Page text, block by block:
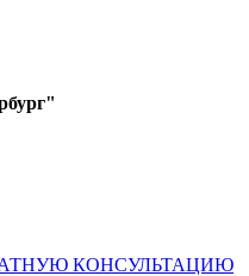
"
КОНСУЛЬТАЦИЮ